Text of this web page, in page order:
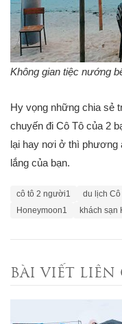
Không gian tiệc nướng
Hy vọng những chia sẻ
chuyến đi Cô Tô của 2
lại hay nơi ở thì phương
lắng của bạn.
cô tô 2 người1 du lịch Cô
Honeymoon1 khách sạn
BÀI VIẾT LIÊN